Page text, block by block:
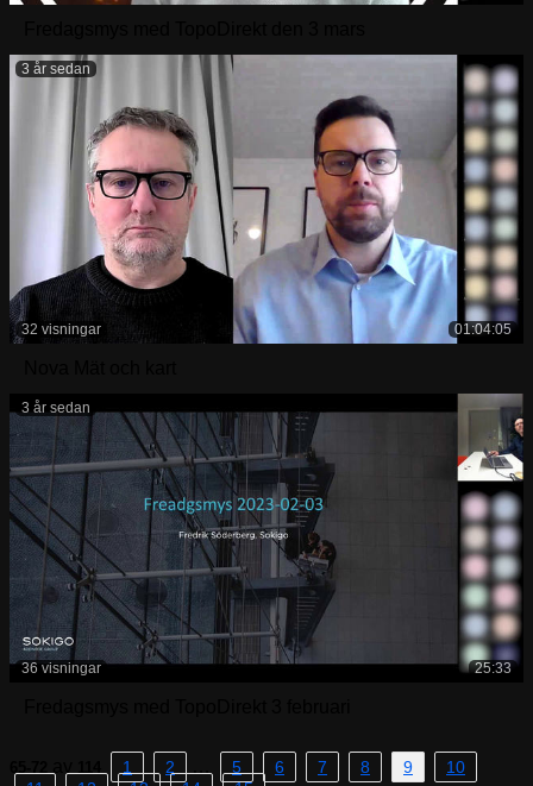
01:04:05
32 visningar
3 år sedan
25:33
36 visningar
3 år sedan
1 2 5 6 7 8 9
10